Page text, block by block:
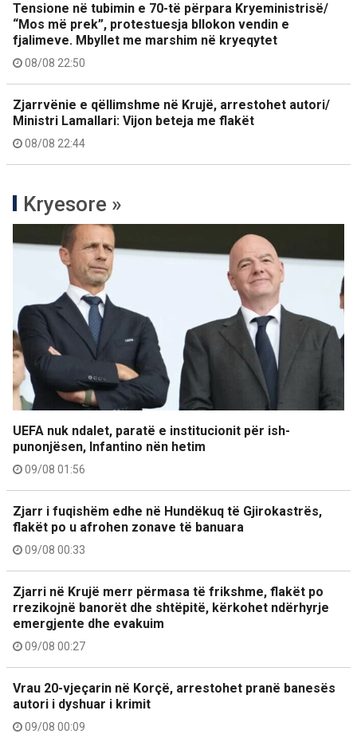
Tensione në tubimin e 70-të përpara Kryeministrisë/
“Mos më prek”, protestuesja bllokon vendin e
fjalimeve. Mbyllet me marshim në kryeqytet
08/08 22:50
Zjarrvënie e qëllimshme në Krujë, arrestohet autori/
Ministri Lamallari: Vijon beteja me flakët
08/08 22:44
Kryesore »
UEFA nuk ndalet, paratë e institucionit për ish-
punonjësen, Infantino nën hetim
09/08 01:56
Zjarr i fuqishëm edhe në Hundëkuq të Gjirokastrës,
flakët po u afrohen zonave të banuara
09/08 00:33
Zjarri në Krujë merr përmasa të frikshme, flakët po
rrezikojnë banorët dhe shtëpitë, kërkohet ndërhyrje
emergjente dhe evakuim
09/08 00:27
Vrau 20-vjeçarin në Korçë, arrestohet pranë banesës
autori i dyshuar i krimit
09/08 00:09